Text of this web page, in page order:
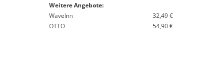
Weitere Angebote:
WaveInn
32,49 €
OTTO
54,90 €